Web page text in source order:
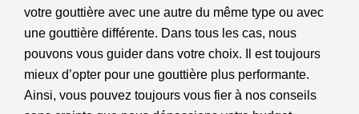
votre gouttière avec une autre du même type ou avec
une gouttière différente. Dans tous les cas, nous
pouvons vous guider dans votre choix. Il est toujours
mieux d’opter pour une gouttière plus performante.
Ainsi, vous pouvez toujours vous fier à nos conseils